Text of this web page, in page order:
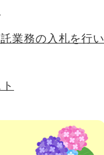
業務の入札を行い